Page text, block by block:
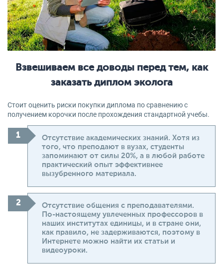
Взвешиваем все доводы перед тем, как
заказать диплом эколога
Стоит оценить риски покупки диплома по сравнению с
получением корочки после прохождения стандартной учебы.
Отсутствие академических знаний. Хотя из
того, что преподают в вузах, студенты
запоминают от силы 20%, а в любой работе
практический опыт эффективнее
вызубренного материала.
Отсутствие общения с преподавателями.
По-настоящему увлеченных профессоров в
наших институтах единицы, и в стране они,
как правило, не задерживаются, поэтому в
Интернете можно найти их статьи и
видеоуроки.